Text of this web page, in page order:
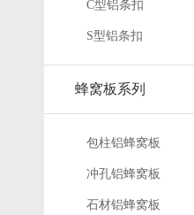
C型铝条扣
S型铝条扣
蜂窝板系列
包柱铝蜂窝板
冲孔铝蜂窝板
石材铝蜂窝板